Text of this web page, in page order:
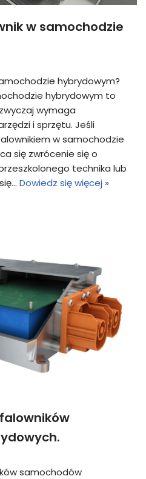
w samochodzie
hybrydowym?
hybrydowym to
wymaga
i sprzętu. Jeśli
w samochodzie
się zwrócenie się o
technika lub
Dowiedz się więcej »
samochodów